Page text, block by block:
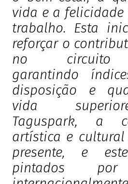
vida e a
trabalho. Esta
reforçar o
no circuito
garantindo
disposição e
vida
Taguspark, a
artística e
presente, e
pintados